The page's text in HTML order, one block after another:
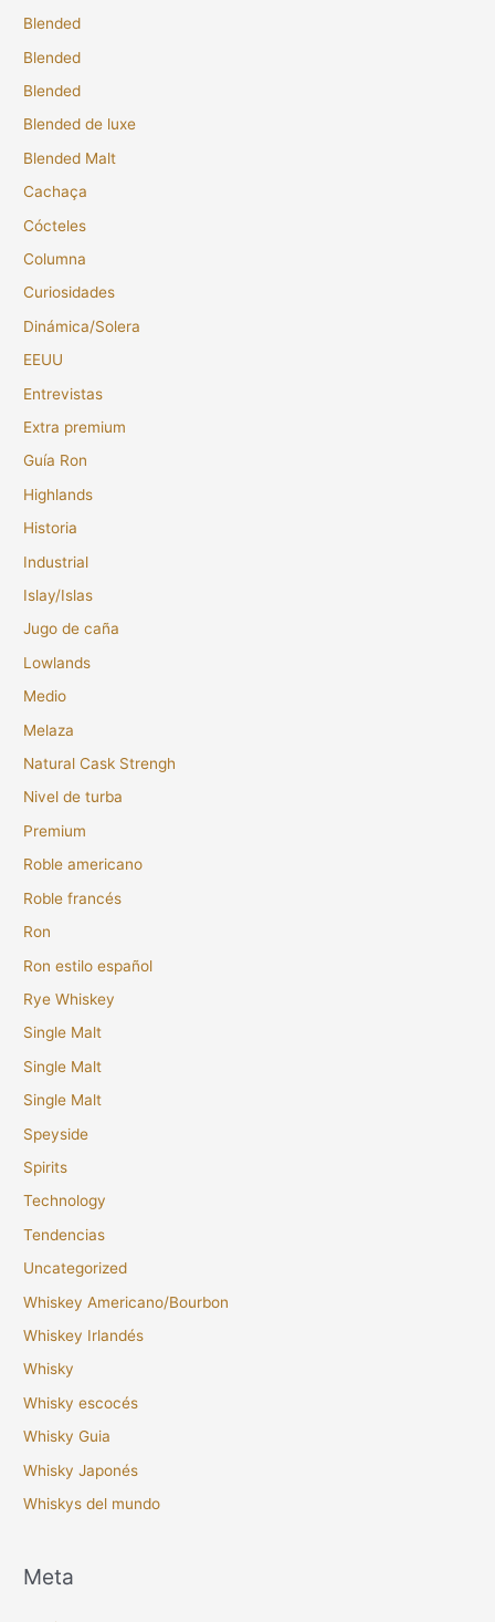
Blended
Blended
Blended
Blended de luxe
Blended Malt
Cachaça
Cócteles
Columna
Curiosidades
Dinámica/Solera
EEUU
Entrevistas
Extra premium
Guía Ron
Highlands
Historia
Industrial
Islay/Islas
Jugo de caña
Lowlands
Medio
Melaza
Natural Cask Strengh
Nivel de turba
Premium
Roble americano
Roble francés
Ron
Ron estilo español
Rye Whiskey
Single Malt
Single Malt
Single Malt
Speyside
Spirits
Technology
Tendencias
Uncategorized
Whiskey Americano/Bourbon
Whiskey Irlandés
Whisky
Whisky escocés
Whisky Guia
Whisky Japonés
Whiskys del mundo
Meta